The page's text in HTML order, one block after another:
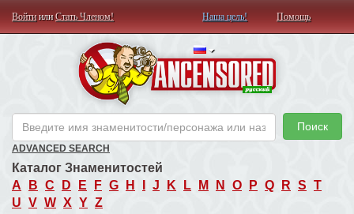
ВойтиилиСтать Членом! Наша цель! Помощь
Поиск
ADVANCED SEARCH
Каталог Знаменитостей
A
B C D E F G H J K L M N O P Q R S T
U V W X Y Z